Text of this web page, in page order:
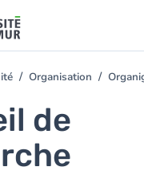
Organisation
de